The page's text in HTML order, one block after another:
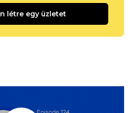
létre egy üzletet